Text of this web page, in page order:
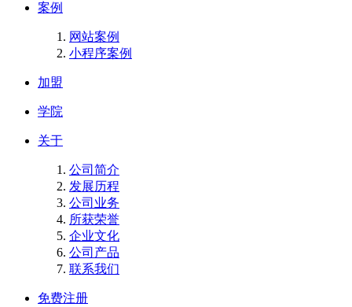
案例
网站案例
小程序案例
加盟
学院
关于
公司简介
发展历程
公司业务
所获荣誉
企业文化
公司产品
联系我们
免费注册